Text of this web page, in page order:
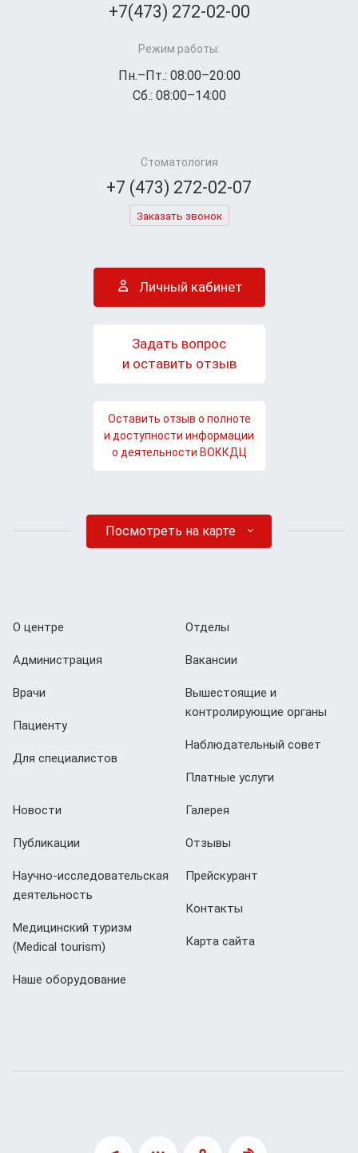
+7(473) 272-02-00
Режим работы:
Пн.–Пт.: 08:00–20:00
Сб.: 08:00–14:00
Стоматология
+7 (473) 272-02-07
Заказать звонок
Личный кабинет
Задать вопрос
и оставить отзыв
Оставить отзыв о полноте
и доступности информации
о деятельности ВОККДЦ
Посмотреть на карте
О центре
Администрация
Врачи
Пациенту
Для специалистов
Отделы
Вакансии
Вышестоящие и
контролирующие органы
Наблюдательный совет
Платные услуги
Новости
Публикации
Научно-исследовательская
деятельность
Медицинский туризм
(Мedical tourism)
Наше оборудование
Галерея
Отзывы
Прейскурант
Контакты
Карта сайта